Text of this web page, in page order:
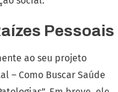
Pessoais
ao seu projeto
– Como Buscar Saúde